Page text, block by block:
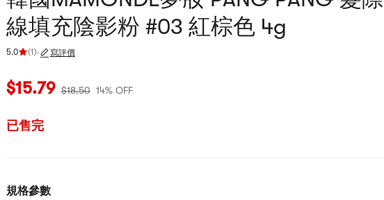
線填充陰影粉 #03 紅棕色 4g
5.0 (1 )
評分 5.0 顆星，最多 5 顆星
· 寫評價
當前價格：$15.79
$15.79 $18.50 14% OFF
已售完
規格參數